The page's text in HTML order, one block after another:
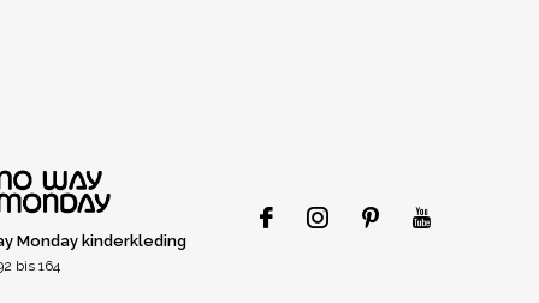
Monday kinderkleding
bis 164